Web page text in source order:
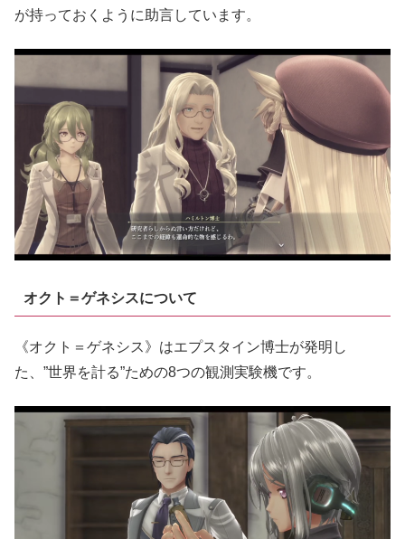
が持っておくように助言しています。
オクト＝ゲネシスについて
《オクト＝ゲネシス》はエプスタイン博士が発明し
た、”世界を計る”ための8つの観測実験機です。